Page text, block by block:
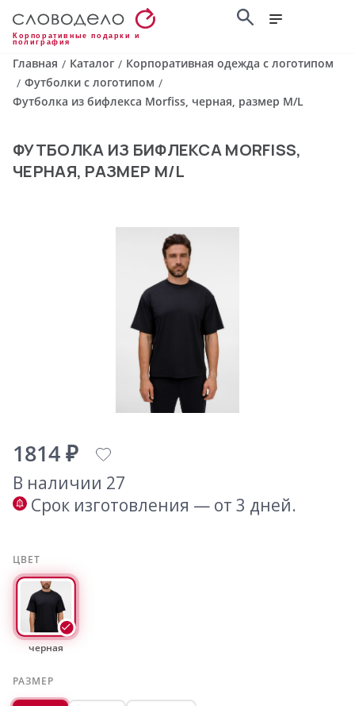
Корпоративные подарки и
полиграфия
Главная / Каталог / Корпоративная одежда с логотипом
/ Футболки с логотипом /
Футболка из бифлекса Morfiss, черная, размер M/L
ФУТБОЛКА ИЗ БИФЛЕКСА MORFISS,
ЧЕРНАЯ, РАЗМЕР M/L
1814 ₽
В наличии 27
Срок изготовления — от 3 дней.
ЦВЕТ
черная
РАЗМЕР